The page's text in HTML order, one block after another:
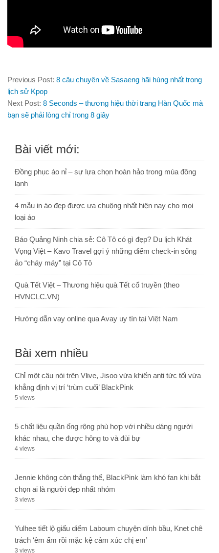
Previous Post: 8 câu chuyện về Sasaeng hãi hùng nhất trong
lịch sử Kpop
Next Post: 8 Seconds – thương hiệu thời trang Hàn Quốc mà
bạn sẽ phải lòng chỉ trong 8 giây
Bài viết mới:
Đồng phục áo nỉ – sự lựa chọn hoàn hảo trong mùa đông
lạnh
4 mẫu in áo đẹp được ưa chuộng nhất hiện nay cho mọi
loại áo
Báo Quảng Ninh chia sẻ: Cô Tô có gì đẹp? Du lịch Khát
Vọng Việt – Kavo Travel gợi ý những điểm check-in sống
ảo “cháy máy” tại Cô Tô
Quà Tết Việt – Thương hiệu quà Tết cổ truyền (theo
HVNCLC.VN)
Hướng dẫn vay online qua Avay uy tín tại Việt Nam
Bài xem nhiều
Chỉ một câu nói trên Vlive, Jisoo vừa khiến anti tức tối vừa
khẳng định vị trí ‘trùm cuối’ BlackPink
5 views
5 chất liệu quần ống rộng phù hợp với nhiều dáng người
khác nhau, che được hông to và đùi bự
4 views
Jennie không còn thắng thế, BlackPink làm khó fan khi bắt
chọn ai là người đẹp nhất nhóm
3 views
Yulhee tiết lộ giấu diếm Laboum chuyện dính bầu, Knet chê
trách ‘êm ấm rồi mặc kệ cảm xúc chị em’
3 views